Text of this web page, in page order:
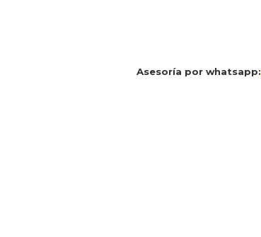
Asesoría por whatsapp: